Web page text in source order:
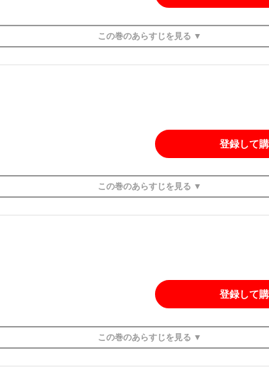
この巻のあらすじを 見る ▼
登録して
この巻のあらすじを 見る ▼
登録して
この巻のあらすじを 見る ▼